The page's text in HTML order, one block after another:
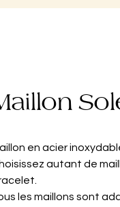
en acier
autant de
les maillons sont